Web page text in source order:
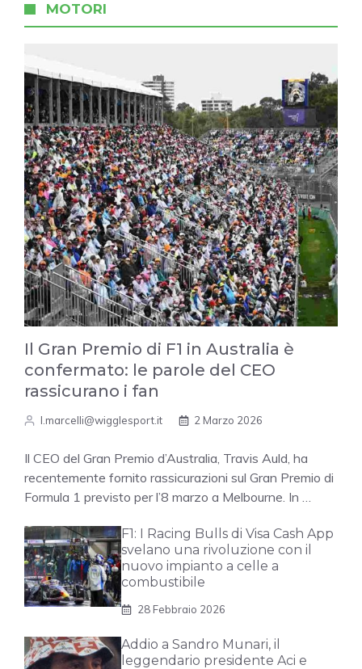
MOTORI
Il Gran Premio di F1 in Australia è
confermato: le parole del CEO
rassicurano i fan
l.marcelli@wigglesport.it 2 Marzo 2026
Il CEO del Gran Premio d’Australia, Travis Auld, ha
recentemente fornito rassicurazioni sul Gran Premio di
Formula 1 previsto per l’8 marzo a Melbourne. In …
F1: I Racing Bulls di Visa Cash App
svelano una rivoluzione con il
nuovo impianto a celle a
combustibile
28 Febbraio 2026
Addio a Sandro Munari, il
leggendario presidente Aci e